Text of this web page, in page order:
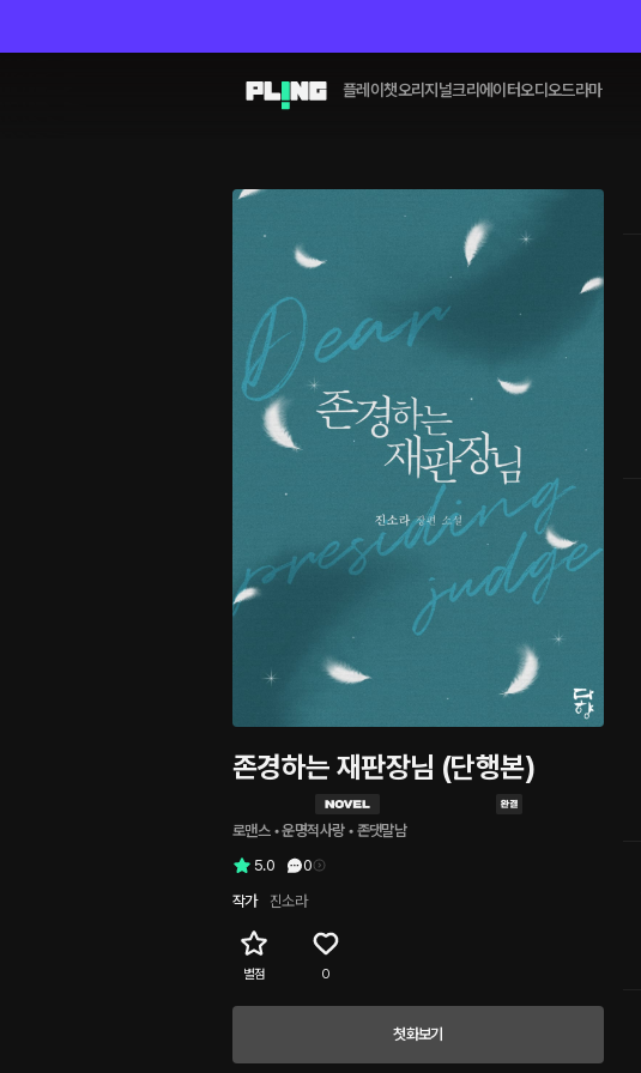
플레이챗오리지널크리에이터오디오드라마
존경하는 재판장님 (단행본)
로맨스 • 운명적사랑 • 존댓말남
5.0
0
작가
진소라
별점 0
첫화보기